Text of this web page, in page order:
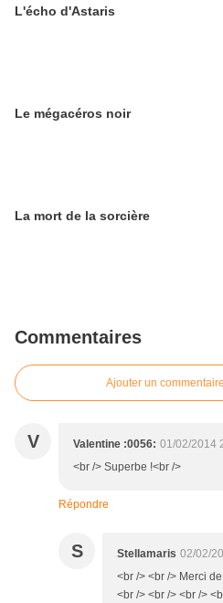
L'écho d'Astaris
Le mégacéros noir
La mort de la sorcière
Commentaires
Ajouter un commentaire
V Valentine :0056: 01/02/2014
<br /> Superbe !<br />
Répondre
S Stellamaris 02/02/
<br /> <br /> Merci
<br /> <br /> <br />